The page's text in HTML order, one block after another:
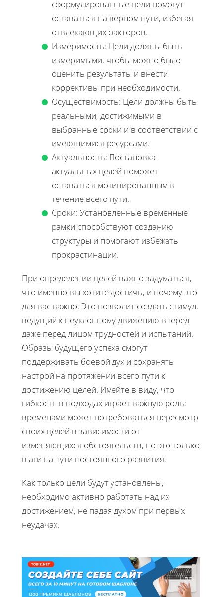
сформулированные цели помогут
оставаться на верном пути, избегая
отвлекающих факторов.
Измеримость: Цели должны быть
измеримыми, чтобы можно было
оценить результаты и внести
коррективы при необходимости.
Осуществимость: Цели должны быть
реальными, достижимыми в
выбранные сроки и в соответствии с
имеющимися ресурсами.
Актуальность: Постановка
актуальных целей поможет
оставаться мотивированным в
течение всего пути.
Сроки: Установленные временные
рамки способствуют созданию
структуры и помогают избежать
прокрастинации.
При определении целей важно задуматься,
что именно вы хотите достичь, и почему это
для вас важно. Это позволит создать стимул,
ведущий к неуклонному движению вперёд
даже перед лицом трудностей и испытаний.
Образы будущего успеха смогут
поддерживать боевой дух и сохранять
настрой на протяжении всего пути к
достижению целей. Имейте в виду, что
гибкость в подходах играет важную роль:
временами может потребоваться пересмотр
своих целей в зависимости от
изменяющихся обстоятельств, но это только
шаги на пути постоянного развития.
Как только цели будут установлены,
необходимо активно работать над их
достижением, не падая духом при первых
неудачах.